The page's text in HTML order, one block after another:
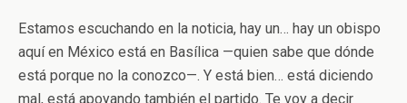
Estamos escuchando en la noticia, hay un… hay un obispo
aquí en México está en Basílica —quien sabe que dónde
está porque no la conozco—. Y está bien… está diciendo
mal, está apoyando también el partido. Te voy a decir